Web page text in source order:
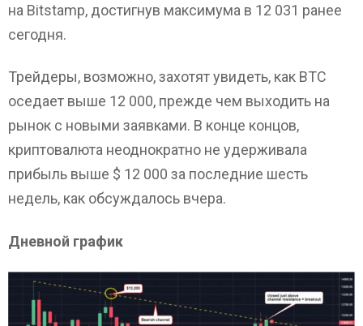
на Bitstamp, достигнув максимума в 12 031 ранее
сегодня.
Трейдеры, возможно, захотят увидеть, как BTC
оседает выше 12 000, прежде чем выходить на
рынок с новыми заявками. В конце концов,
криптовалюта неоднократно не удерживала
прибыль выше $ 12 000 за последние шесть
недель, как обсуждалось вчера.
Дневной график